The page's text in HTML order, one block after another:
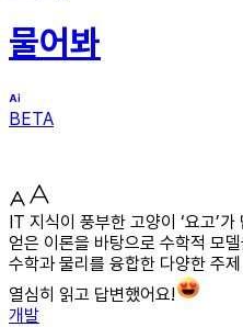
물어봐
BETA
IT 지식이 풍부한 고양이 ‘요고’
얻은 이론을 바탕으로 수학적 모
수학과 물리를 융합한 다양한 주
열심히 읽고 답변했어요!
개발